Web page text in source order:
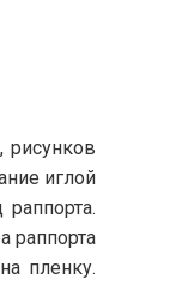
иглой
раппорта
пленку.